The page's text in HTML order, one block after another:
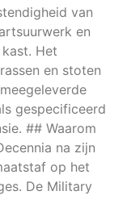
van
en
Het
en stoten
gespecificeerd
## Waarom
na zijn
op het
De Military